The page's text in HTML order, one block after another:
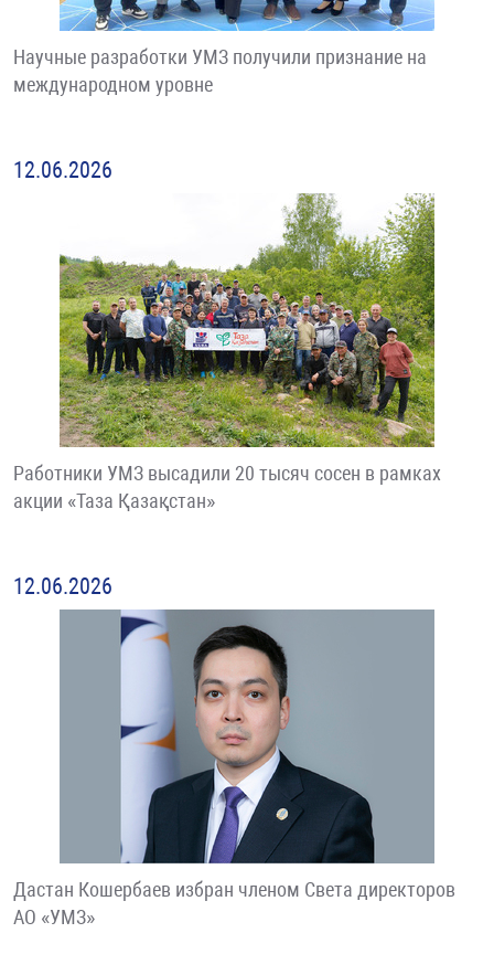
Научные разработки УМЗ получили признание на
международном уровне
12.06.2026
Работники УМЗ высадили 20 тысяч сосен в рамках
акции «Таза Қазақстан»
12.06.2026
Дастан Кошербаев избран членом Света директоров
АО «УМЗ»